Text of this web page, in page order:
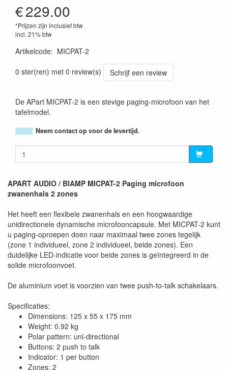
€229.00
*Prijzen zijn inclusief btw
incl. 21% btw
Artikelcode: MICPAT-2
0 ster(ren) met 0 review(s)
Schrijf een review
De APart MICPAT-2 is een stevige paging-microfoon van het
tafelmodel.
Neem contact op voor de levertijd.
APART AUDIO / BIAMP MICPAT-2 Paging microfoon
zwanenhals 2 zones
Het heeft een flexibele zwanenhals en een hoogwaardige
unidirectionele dynamische microfooncapsule. Met MICPAT-2 kunt
u paging-oproepen doen naar maximaal twee zones tegelijk
(zone 1 individueel, zone 2 individueel, beide zones). Een
duidelijke LED-indicatie voor beide zones is geïntegreerd in de
solide microfoonvoet.
De aluminium voet is voorzien van twee push-to-talk schakelaars.
Specificaties:
Dimensions: 125 x 55 x 175 mm
Weight: 0.92 kg
Polar pattern: uni-directional
Buttons: 2 push to talk
Indicator: 1 per button
Zones: 2